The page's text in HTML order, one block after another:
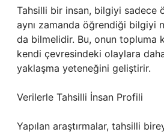
Tahsilli bir insan, bilgiyi sadece
aynı zamanda öğrendiği bilgiyi
da bilmelidir. Bu, onun topluma
kendi çevresindeki olaylara
yaklaşma yeteneğini geliştirir.
Verilerle Tahsilli İnsan Profili
Yapılan araştırmalar, tahsilli